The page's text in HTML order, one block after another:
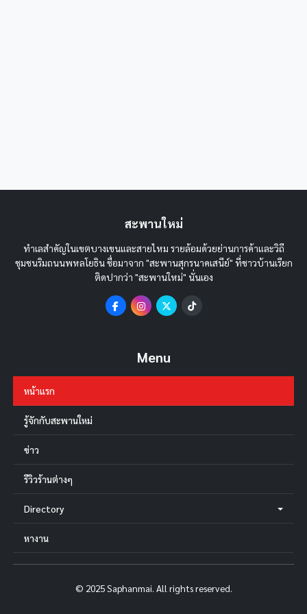
สะพานใหม่
ทำเลสำคัญในเขตบางเขนและสายไหม รายล้อมด้วยย่านการค้าและวิถี
ชุมชนริมถนนพหลโยธิน ชื่อมาจาก "สะพานสุกรนาคเสนีย์" ที่ชาวบ้านเรียก
ติดปากว่า "สะพานใหม่" นั่นเอง
Menu
หน้าแรก
รู้จักกับสะพานใหม่
ข่าว
รีวิวร้านต่างๆ
Directory
หางาน
© 2025 Saphanmai. All rights reserved.